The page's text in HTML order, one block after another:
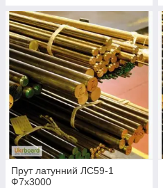
Прут латунний ЛС59-1
Ф7х3000